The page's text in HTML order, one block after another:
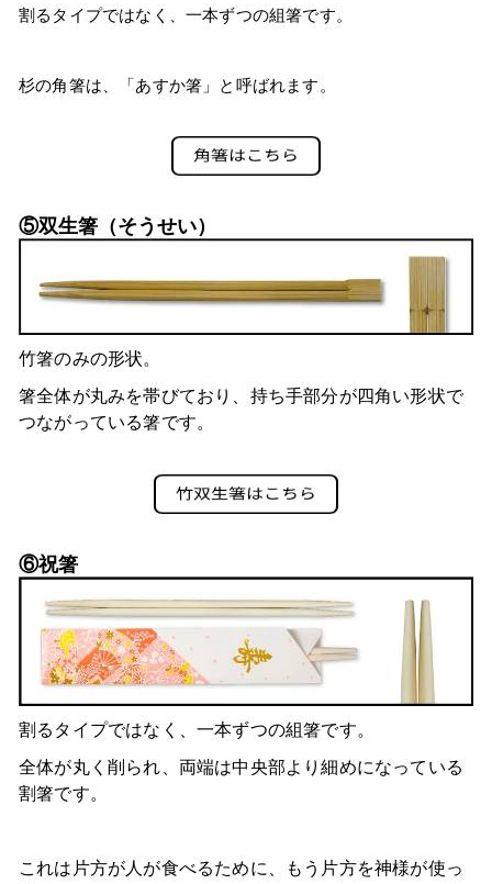
割るタイプではなく、一本ずつの組箸です。
杉の角箸は、「あすか箸」と呼ばれます。
⑤双生箸（そうせい）
竹箸のみの形状。
箸全体が丸みを帯びており、持ち手部分が四角い形状で
つながっている箸です。
⑥祝箸
割るタイプではなく、一本ずつの組箸です。
全体が丸く削られ、両端は中央部より細めになっている
割箸です。
これは片方が人が食べるために、もう片方を神様が使っ